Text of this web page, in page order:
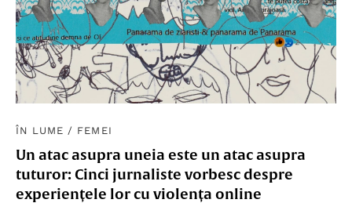
ÎN LUME / FEMEI
Un atac asupra uneia este un atac asupra
tuturor: Cinci jurnaliste vorbesc despre
experiențele lor cu violența online